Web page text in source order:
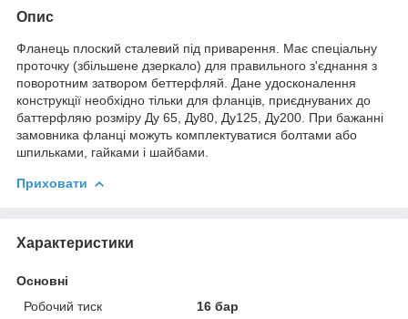
Опис
Фланець плоский сталевий під приварення. Має спеціальну
проточку (збільшене дзеркало) для правильного з'єднання з
поворотним затвором беттерфляй. Дане удосконалення
конструкції необхідно тільки для фланців, приєднуваних до
баттерфляю розміру Ду 65, Ду80, Ду125, Ду200. При бажанні
замовника фланці можуть комплектуватися болтами або
шпильками, гайками і шайбами.
Приховати
Характеристики
Основні
Робочий тиск
16 бар